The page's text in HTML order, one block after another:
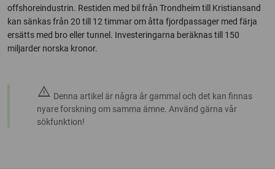
offshoreindustrin. Restiden med bil från Trondheim till Kristiansand
kan sänkas från 20 till 12 timmar om åtta fjordpassager med färja
ersätts med bro eller tunnel. Investeringarna beräknas till 150
miljarder norska kronor.
warning Denna artikel är några år gammal och det kan finnas
nyare forskning om samma ämne. Använd gärna vår
sökfunktion!